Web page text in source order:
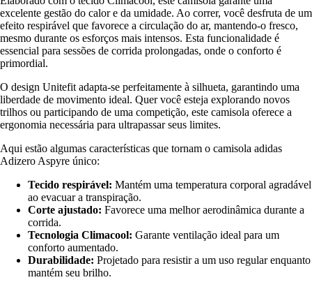
excelente gestão do calor e da umidade. Ao correr, você desfruta de um
efeito respirável que favorece a circulação do ar, mantendo-o fresco,
mesmo durante os esforços mais intensos. Esta funcionalidade é
essencial para sessões de corrida prolongadas, onde o conforto é
primordial.
O design Unitefit adapta-se perfeitamente à silhueta, garantindo uma
liberdade de movimento ideal. Quer você esteja explorando novos
trilhos ou participando de uma competição, este camisola oferece a
ergonomia necessária para ultrapassar seus limites.
Aqui estão algumas características que tornam o camisola adidas
Adizero Aspyre único:
Tecido respirável: Mantém uma temperatura corporal agradável
ao evacuar a transpiração.
Corte ajustado: Favorece uma melhor aerodinâmica durante a
corrida.
Tecnologia Climacool: Garante ventilação ideal para um
conforto aumentado.
Durabilidade: Projetado para resistir a um uso regular enquanto
mantém seu brilho.